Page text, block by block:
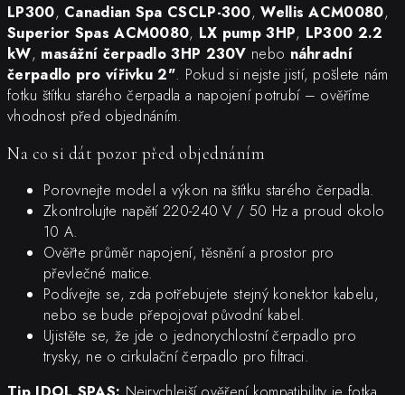
LP300, Canadian Spa CSCLP-300,Wellis ACM0080,
Superior Spas ACM0080, LX pump 3HP, LP300 2.2
kW, masážní čerpadlo 3HP 230V nebo náhradní
čerpadlo pro vířivku 2". Pokud si nejste jistí, pošlete nám
fotku štítku starého čerpadla a napojení potrubí – ověříme
vhodnost před objednáním.
Na co si dát pozor před objednáním
Porovnejte model a výkon na štítku starého čerpadla.
Zkontrolujte napětí 220-240 V / 50 Hz a proud okolo
10 A.
Ověřte průměr napojení, těsnění a prostor pro
převlečné matice.
Podívejte se, zda potřebujete stejný konektor kabelu,
nebo se bude přepojovat původní kabel.
Ujistěte se, že jde o jednorychlostní čerpadlo pro
trysky, ne o cirkulační čerpadlo pro filtraci.